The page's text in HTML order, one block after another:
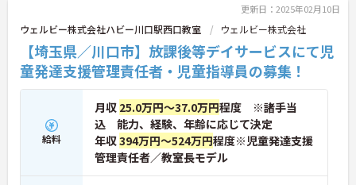
方、新しいことにチャレンジしていきたいという志
向性のある方などのご応募歓迎です。
ご興味ある方には、面接のポイントなど、さらに詳
細をお話致しますのでお気軽にご相談ください。
更新日：2025年02月10日
ウェルビー株式会社ハビー川口駅西口教室 ウェルビー株式会社
【埼玉県／川口市】放課後等デイサービスにて児
童発達支援管理責任者・児童指導員の募集！
給料
月収 25.0万円～37.0万円程度 ※諸手当
込 能力、経験、年齢に応じて決定
年収394万円～524万円程度※児童発達支援
管理責任者／教室長モデル